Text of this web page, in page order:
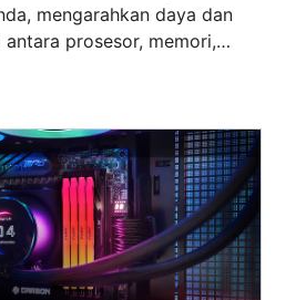
mengarahkan daya dan
prosesor, memori,